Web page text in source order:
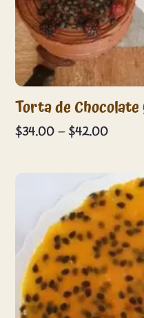
Torta de
$34.00 –$42.00Price
$42.00